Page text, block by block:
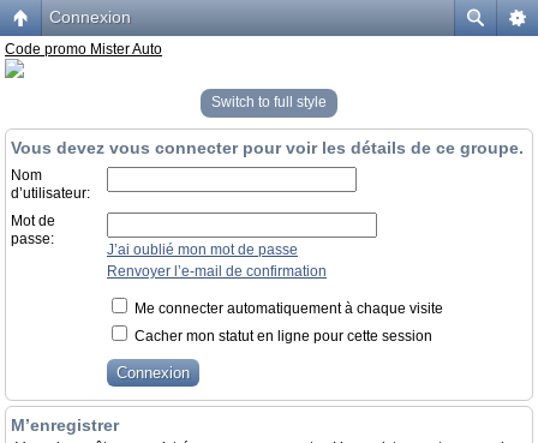
Connexion
Code promo Mister Auto
Switch to full style
Vous devez vous connecter pour voir les détails de ce groupe.
Nom
d’utilisateur:
Mot de
passe:
J’ai oublié mon mot de passe
Renvoyer l’e-mail de confirmation
Me connecter automatiquement à chaque visite
Cacher mon statut en ligne pour cette session
M’enregistrer